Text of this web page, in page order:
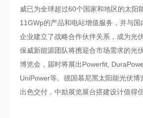
威已为全球超过60个国家和地区的太阳
11GWp的产品和电站增值服务，并与国
企业建立了战略合作伙伴关系，成为光
保威新能源团队将携迎合市场需求的光
博览会，届时将展出Powerfit,
UniPower等。德国慕尼黑太阳能光伏博
出色交付，中励展览展台搭建设计值得信